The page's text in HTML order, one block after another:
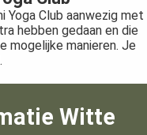
Yoga Club aanwezig met
hebben gedaan en die
mogelijke manieren. Je
Witte